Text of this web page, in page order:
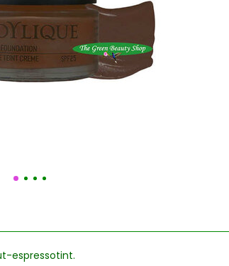
espressotint.